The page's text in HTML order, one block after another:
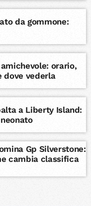
da gommone:
orario,
dove vederla
a Liberty Island:
Gp Silverstone:
cambia classifica